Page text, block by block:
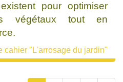
pour optimiser
végétaux tout en
cahier "L'arrosage du jardin"